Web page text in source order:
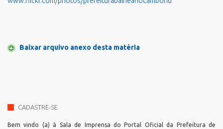
Baixar arquivo anexo desta matéria
CADASTRE-SE
Bem vindo (a) à Sala de Imprensa do Portal Oficial da Prefeitura de